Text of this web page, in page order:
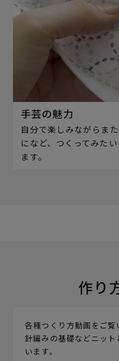
手芸の魅力
自分で楽しみながらま
になど、つくってみた
ます。
作り
各種つくり方動画をご
針編みの基礎などニット
います。